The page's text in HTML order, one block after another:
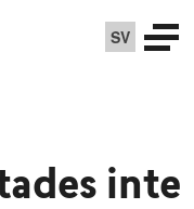
SV
inte